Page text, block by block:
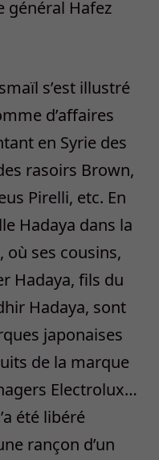
général Hafez
s’est illustré
d’affaires
en Syrie des
rasoirs Brown,
Pirelli, etc. En
Hadaya dans la
où ses cousins,
Hadaya, fils du
Hadaya, sont
japonaises
de la marque
Electrolux…
été libéré
rançon d’un